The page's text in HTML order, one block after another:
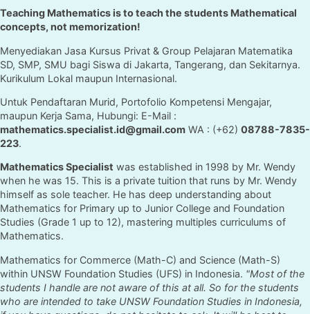
Teaching Mathematics is to teach the students Mathematical
concepts, not memorization!
Menyediakan Jasa Kursus Privat & Group Pelajaran Matematika
SD, SMP, SMU bagi Siswa di Jakarta, Tangerang, dan Sekitarnya.
Kurikulum Lokal maupun Internasional.
Untuk Pendaftaran Murid, Portofolio Kompetensi Mengajar,
maupun Kerja Sama, Hubungi: E-Mail :
mathematics.specialist.id@gmail.com WA : (+62) 08788-7835-
223.
Mathematics Specialist was established in 1998 by Mr. Wendy
when he was 15. This is a private tuition that runs by Mr. Wendy
himself as sole teacher. He has deep understanding about
Mathematics for Primary up to Junior College and Foundation
Studies (Grade 1 up to 12), mastering multiples curriculums of
Mathematics.
Mathematics for Commerce (Math-C) and Science (Math-S)
within UNSW Foundation Studies (UFS) in Indonesia. "Most of the
students I handle are not aware of this at all. So for the students
who are intended to take UNSW Foundation Studies in Indonesia,